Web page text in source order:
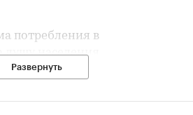
потребления в
душу населения
в фактических ценах и
Развернуть